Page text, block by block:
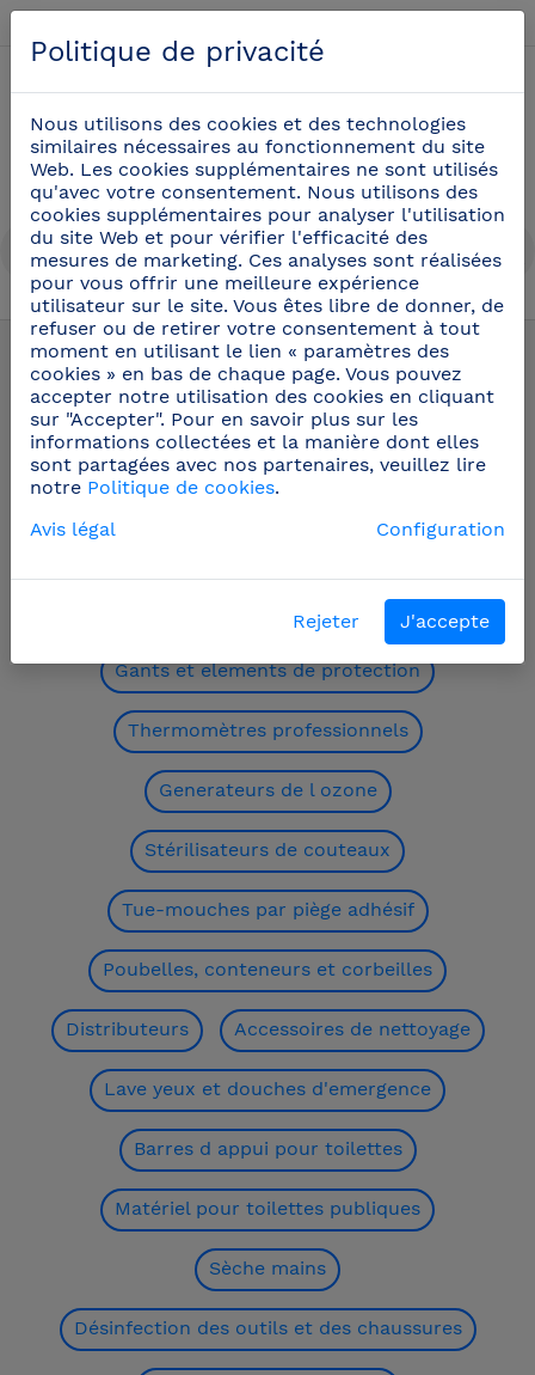
Des-Produits / Sécurité et hygiène au travail
Sécurité et hygiène
au travail
Sécurité et hygiène dans le poste de travail.
Tue-mouches par grille électrique
Gants et elements de protection
Thermomètres professionnels
Generateurs de l ozone
Stérilisateurs de couteaux
Tue-mouches par piège adhésif
Poubelles, conteneurs et corbeilles
Distributeurs Accessoires de nettoyage
Lave yeux et douches d'emergence
Barres d appui pour toilettes
Matériel pour toilettes publiques
Sèche mains
Désinfection des outils et des chaussures
Politique de privacité
Nous utilisons des cookies et des technologies
similaires nécessaires au fonctionnement du site
Web. Les cookies supplémentaires ne sont utilisés
qu'avec votre consentement. Nous utilisons des
cookies supplémentaires pour analyser l'utilisation
du site Web et pour vérifier l'efficacité des
mesures de marketing. Ces analyses sont réalisées
pour vous offrir une meilleure expérience
utilisateur sur le site. Vous êtes libre de donner, de
refuser ou de retirer votre consentement à tout
moment en utilisant le lien « paramètres des
cookies » en bas de chaque page. Vous pouvez
accepter notre utilisation des cookies en cliquant
sur "Accepter". Pour en savoir plus sur les
informations collectées et la manière dont elles
sont partagées avec nos partenaires, veuillez lire
notre Politique de cookies.
Avis légal
Configuration
Rejeter J'accepte